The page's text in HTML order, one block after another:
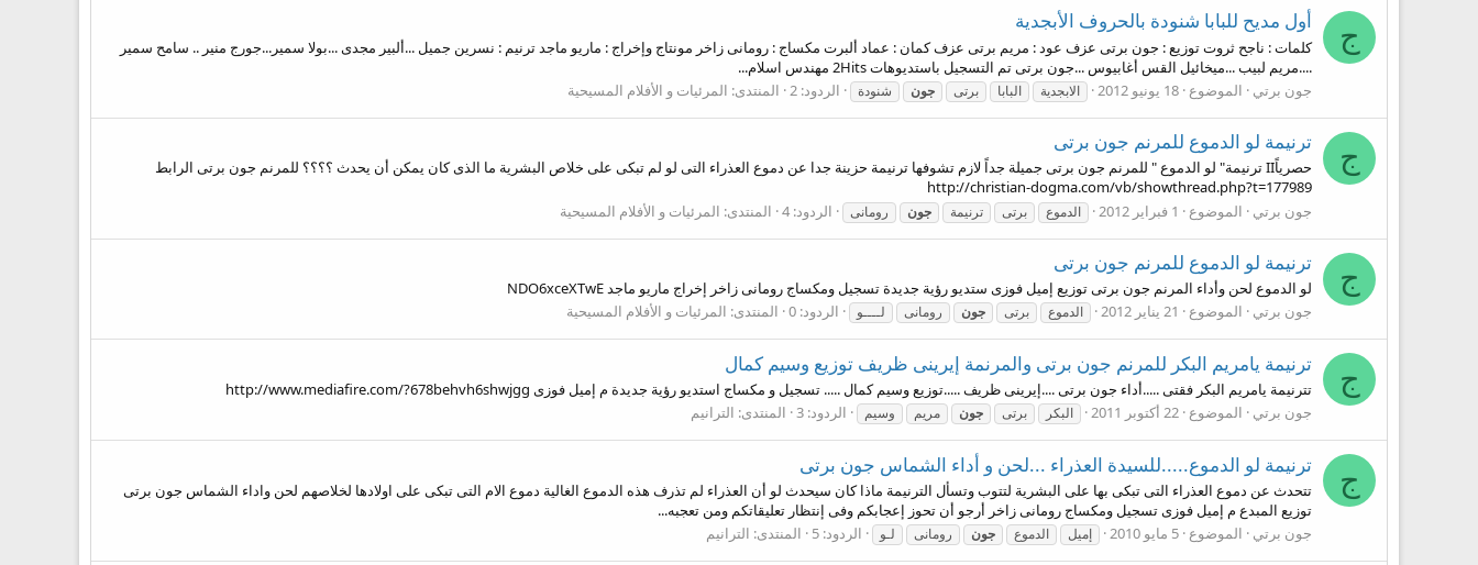
ج أول مديح للبابا شنودة بالحروف الأبجدية
كلمات : ناجح ثروت توزيع : جون برتى عزف عود : مريم برتى عزف كمان : عماد ألبرت مكساج : رومانى زاخر مونتاج وإخراج : ماريو ماجد ترنيم : نسرين جميل ...ألبير مجدى ...بولا سمير...جورج منير .. سامح سمير
....مريم لبيب ...ميخائيل القس أغابيوس ...جون برتى تم التسجيل باستديوهات 2Hits مهندس اسلام...
جون برتي
الموضوع 18 يونيو 2012 الابجدية البابا برتى جون شنودة الردود: 2 المنتدى: المرئيات و الأفلام المسيحية
ج ترنيمة لو الدموع للمرنم جون برتى
حصرياًII ترنيمة" لو الدموع " للمرنم جون برتى جميلة جداً لازم تشوفها ترنيمة حزينة جدا عن دموع العذراء التى لو لم تبكى على خلاص البشرية ما الذى كان يمكن أن يحدث ؟؟؟؟ للمرنم جون برتى الرابط
http://christian-dogma.com/vb/showthread.php?t=177989
جون برتي
الموضوع 1 فبراير 2012 الدموع برتى ترنيمة جون رومانى الردود: 4 المنتدى: المرئيات و الأفلام المسيحية
ج ترنيمة لو الدموع للمرنم جون برتى
لو الدموع لحن وأداء المرنم جون برتى توزيع إميل فوزى ستديو رؤية جديدة تسجيل ومكساج رومانى زاخر إخراج ماريو ماجد NDO6xceXTwE
جون برتي
الموضوع 21 يناير 2012 الدموع برتى جون رومانى لــــو الردود: 0 المنتدى: المرئيات و الأفلام المسيحية
ج ترنيمة يامريم البكر للمرنم جون برتى والمرنمة إيرينى ظريف توزيع وسيم كمال
تترنيمة يامريم البكر فقتى .....أداء جون برتى ....إيرينى ظريف .....توزيع وسيم كمال ..... تسجيل و مكساج استديو رؤية جديدة م إميل فوزى http://www.mediafire.com/?678behvh6shwjgg
جون برتي
الموضوع 22 أكتوبر 2011 البكر برتى جون مريم وسيم الردود: 3 المنتدى: الترانيم
ج ترنيمة لو الدموع.....للسيدة العذراء ...لحن و أداء الشماس جون برتى
تتحدث عن دموع العذراء التى تبكى بها على البشرية لتتوب وتسأل الترنيمة ماذا كان سيحدث لو أن العذراء لم تذرف هذه الدموع الغالية دموع الام التى تبكى على اولادها لخلاصهم لحن واداء الشماس جون برتى
توزيع المبدع م إميل فوزى تسجيل ومكساج رومانى زاخر أرجو أن تحوز إعجابكم وفى إنتظار تعليقاتكم ومن تعجبه...
جون برتي
الموضوع 5 مايو 2010 إميل الدموع جون رومانى لـو الردود: 5 المنتدى: الترانيم